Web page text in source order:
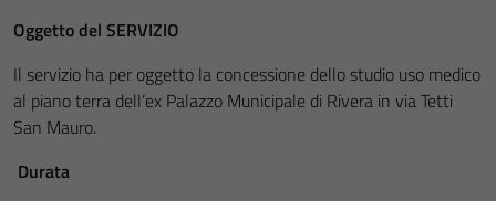
Oggetto del SERVIZIO
Il servizio ha per oggetto la concessione dello studio uso medico
al piano terra dell’ex Palazzo Municipale di Rivera in via Tetti
San Mauro.
Durata